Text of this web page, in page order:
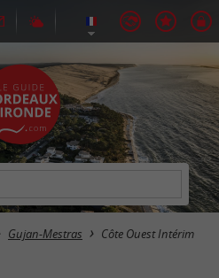
Gujan-Mestras Côte Ouest Intérim